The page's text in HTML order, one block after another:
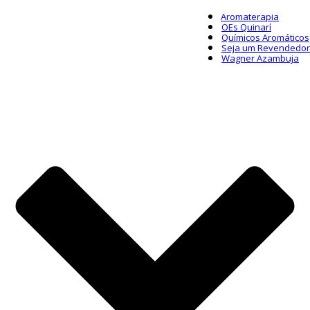
Aromaterapia
OEs Quinarí
Químicos Aromáticos
Seja um Revendedor
Wagner Azambuja